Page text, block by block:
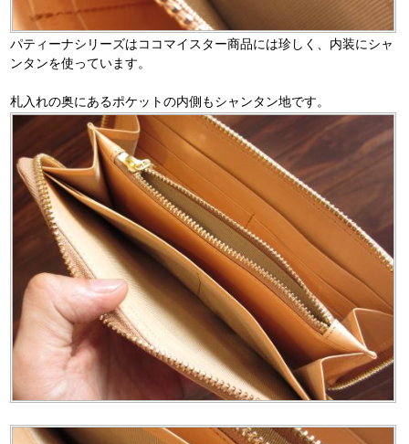
パティーナシリーズはココマイスター商品には珍しく、内装にシャ
ンタンを使っています。
札入れの奥にあるポケットの内側もシャンタン地です。